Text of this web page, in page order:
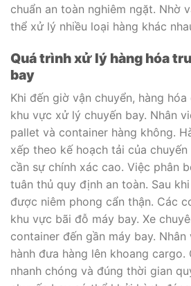
chuẩn an toàn nghiêm ngặt. Nhờ
thể xử lý nhiều loại hàng khác
Quá trình xử lý hàng hóa
bay
Khi đến giờ vận chuyển, hàng
khu vực xử lý chuyến bay. Nhân
pallet và container hàng không.
xếp theo kế hoạch tải của chuyến
cần sự chính xác cao. Việc phân
tuân thủ quy định an toàn. Sau
được niêm phong cẩn thận. Các
khu vực bãi đỗ máy bay. Xe
container đến gần máy bay.
hành đưa hàng lên khoang cargo.
nhanh chóng và đúng thời gian